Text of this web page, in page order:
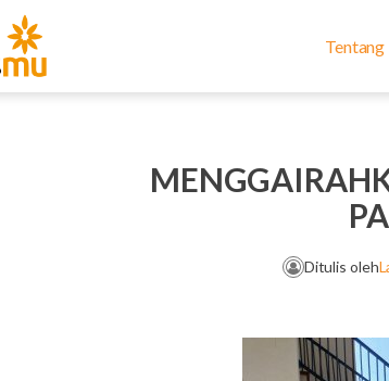
Tentang
Ditulis oleh